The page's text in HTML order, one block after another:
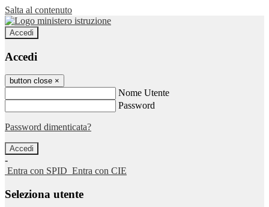
Salta al contenuto
Accedi
Accedi
button close ×
Nome Utente
Password
Password dimenticata?
-
Entra con SPID Entra con CIE
Seleziona utente